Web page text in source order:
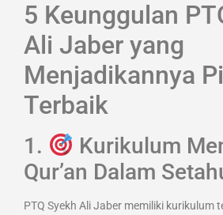
5 Keunggulan
Ali Jaber yang
Menjadikannya
Terbaik
1.
Kurikulum
Qur’an Dalam
PTQ Syekh Ali Jaber memiliki kurikulum